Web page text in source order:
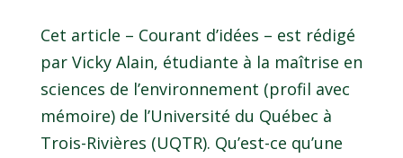
Cet article – Courant d’idées – est rédigé
par Vicky Alain, étudiante à la maîtrise en
sciences de l’environnement (profil avec
mémoire) de l’Université du Québec à
Trois-Rivières (UQTR). Qu’est-ce qu’une